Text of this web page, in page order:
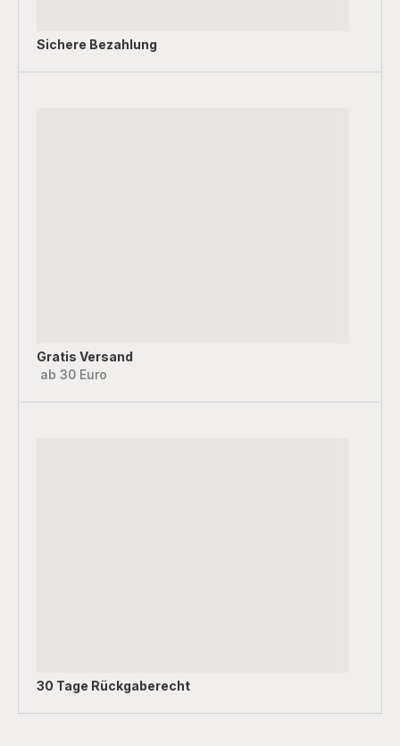
Sichere Bezahlung
Gratis Versand
ab 30 Euro
30 Tage Rückgaberecht